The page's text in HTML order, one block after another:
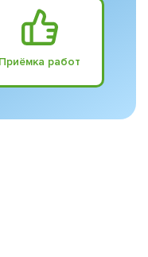
Приёмка работ